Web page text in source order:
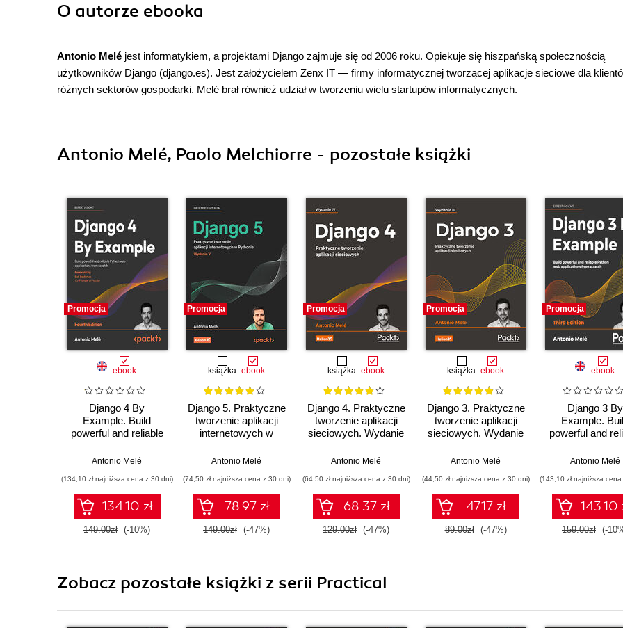
O autorze ebooka
Antonio Melé jest informatykiem, a projektami Django zajmuje się od 2006 roku. Opiekuje się hiszpańską społecznością
użytkowników Django (django.es). Jest założycielem Zenx IT — firmy informatycznej tworzącej aplikacje sieciowe dla
różnych sektorów gospodarki. Melé brał również udział w tworzeniu wielu startupów informatycznych.
Antonio Melé, Paolo Melchiorre - pozostałe książki
Promocja
ebook
Django 4 By
Example. Build
powerful and reliable
applications from
Edition
Antonio Melé
(134,10 zł najniższa cena z 30 dni)
134.10 zł
149.00zł (-10%)
Promocja
książka ebook
Django 5. Praktyczne
tworzenie aplikacji
internetowych w
Antonio Melé
(74,50 zł najniższa cena z 30 dni)
78.97 zł
149.00zł (-47%)
Promocja
książka ebook
Django 4. Praktyczne
tworzenie aplikacji
sieciowych. Wydanie
Antonio Melé
(64,50 zł najniższa cena z 30 dni)
68.37 zł
129.00zł (-47%)
Promocja
książka ebook
Django 3. Praktyczne
tworzenie aplikacji
sieciowych. Wydanie
Antonio Melé
(44,50 zł najniższa cena z 30 dni)
47.17 zł
89.00zł (-47%)
Promocja
ebook
Django 3 By
Example.
powerful and
applications
Edition
Antonio Melé
(143,10 zł najniższa
143.10
159.00zł (-
Zobacz pozostałe książki z serii Practical